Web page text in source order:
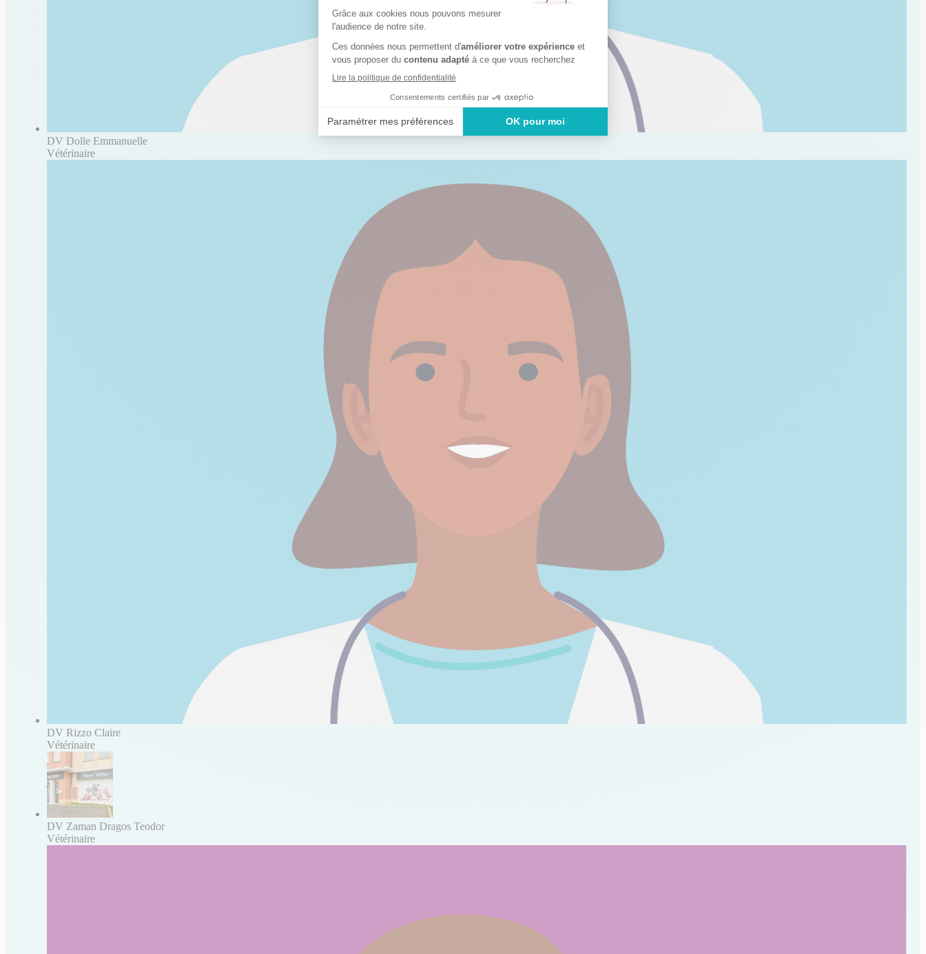
DV Dolle Emmanuelle
Vétérinaire
DV Rizzo Claire
Vétérinaire
DV Zaman Dragos Teodor
Vétérinaire